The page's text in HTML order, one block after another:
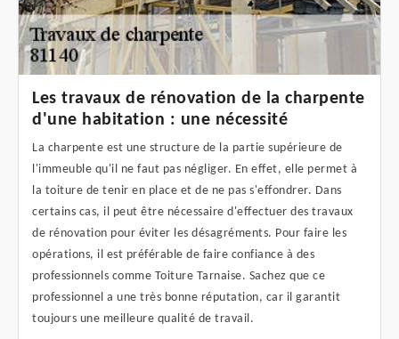
Les travaux de rénovation de la charpente
d'une habitation : une nécessité
La charpente est une structure de la partie supérieure de
l'immeuble qu'il ne faut pas négliger. En effet, elle permet à
la toiture de tenir en place et de ne pas s'effondrer. Dans
certains cas, il peut être nécessaire d'effectuer des travaux
de rénovation pour éviter les désagréments. Pour faire les
opérations, il est préférable de faire confiance à des
professionnels comme Toiture Tarnaise. Sachez que ce
professionnel a une très bonne réputation, car il garantit
toujours une meilleure qualité de travail.